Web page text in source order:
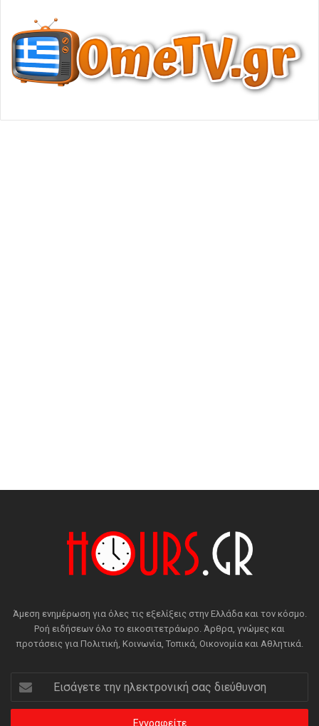
Άμεση ενημέρωση για όλες τις εξελίξεις στην Ελλάδα και τον κόσμο.
Ροή ειδήσεων όλο το εικοσιτετράωρο. Άρθρα, γνώμες και
προτάσεις για Πολιτική, Κοινωνία, Τοπικά, Οικονομία και Αθλητικά.
την
ηλεκτρονική